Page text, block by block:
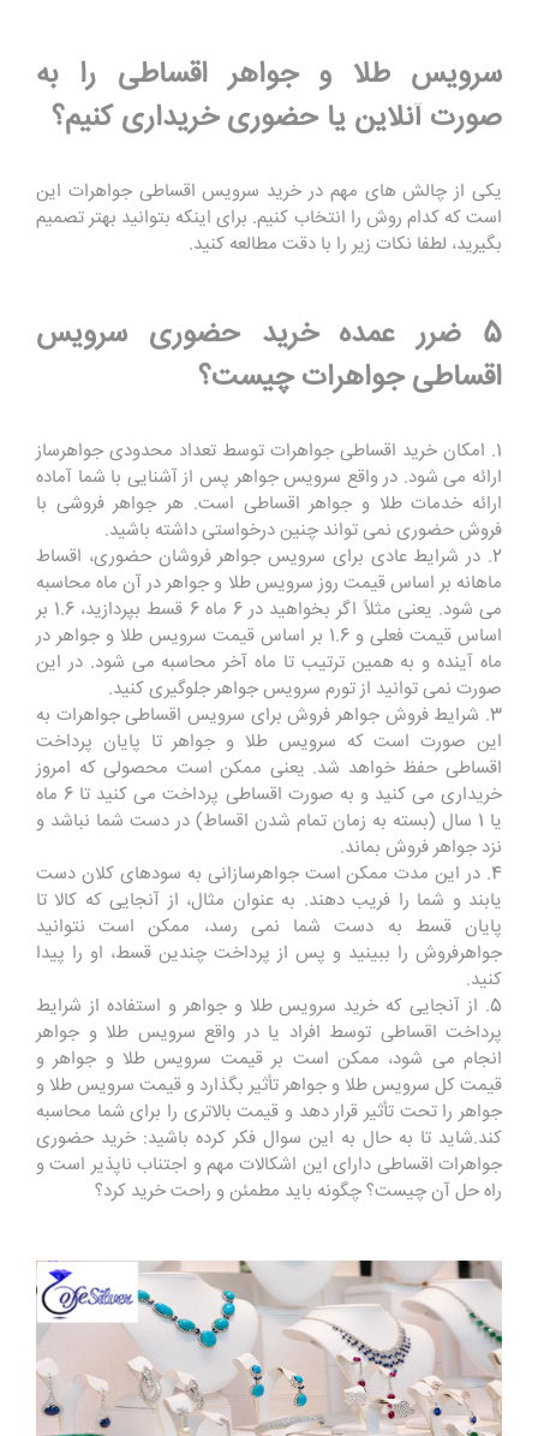
سرویس طلا و جواهر اقساطی را به
صورت آنلاین یا حضوری خریداری کنیم؟
یکی از چالش های مهم در خرید سرویس اقساطی جواهرات این
است که کدام روش را انتخاب کنیم. برای اینکه بتوانید بهتر تصمیم
بگیرید، لطفا نکات زیر را با دقت مطالعه کنید.
5 ضرر عمده خرید حضوری سرویس
اقساطی جواهرات چیست؟
1. امکان خرید اقساطی جواهرات توسط تعداد محدودی جواهرساز
ارائه می شود. در واقع سرویس جواهر پس از آشنایی با شما آماده
ارائه خدمات طلا و جواهر اقساطی است. هر جواهر فروشی با
فروش حضوری نمی تواند چنین درخواستی داشته باشید.
2. در شرایط عادی برای سرویس جواهر فروشان حضوری، اقساط
ماهانه بر اساس قیمت روز سرویس طلا و جواهر در آن ماه محاسبه
می شود. یعنی مثلاً اگر بخواهید در 6 ماه 6 قسط بپردازید، 1.6 بر
اساس قیمت فعلی و 1.6 بر اساس قیمت سرویس طلا و جواهر در
ماه آینده و به همین ترتیب تا ماه آخر محاسبه می شود. در این
صورت نمی توانید از تورم سرویس جواهر جلوگیری کنید.
3. شرایط فروش جواهر فروش برای سرویس اقساطی جواهرات به
این صورت است که سرویس طلا و جواهر تا پایان پرداخت
اقساطی حفظ خواهد شد. یعنی ممکن است محصولی که امروز
خریداری می کنید و به صورت اقساطی پرداخت می کنید تا 6 ماه
یا 1 سال (بسته به زمان تمام شدن اقساط) در دست شما نباشد و
نزد جواهر فروش بماند.
4. در این مدت ممکن است جواهرسازانی به سودهای کلان دست
یابند و شما را فریب دهند. به عنوان مثال، از آنجایی که کالا تا
پایان قسط به دست شما نمی رسد، ممکن است نتوانید
جواهرفروش را ببینید و پس از پرداخت چندین قسط، او را پیدا
کنید.
5. از آنجایی که خرید سرویس طلا و جواهر و استفاده از شرایط
پرداخت اقساطی توسط افراد یا در واقع سرویس طلا و جواهر
انجام می شود، ممکن است بر قیمت سرویس طلا و جواهر و
قیمت کل سرویس طلا و جواهر تأثیر بگذارد و قیمت سرویس طلا و
جواهر را تحت تأثیر قرار دهد و قیمت بالاتری را برای شما محاسبه
کند.شاید تا به حال به این سوال فکر کرده باشید: خرید حضوری
جواهرات اقساطی دارای این اشکالات مهم و اجتناب ناپذیر است و
راه حل آن چیست؟ چگونه باید مطمئن و راحت خرید کرد؟